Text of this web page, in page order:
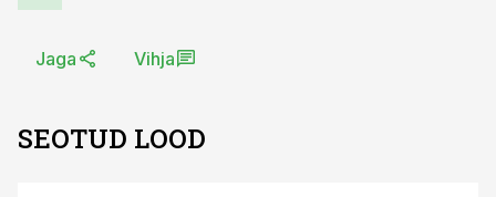
Jaga Vihja
SEOTUD LOOD